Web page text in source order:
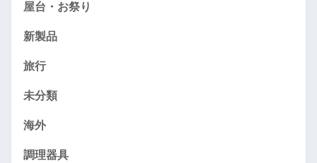
屋台・お祭り
新製品
旅行
未分類
海外
調理器具